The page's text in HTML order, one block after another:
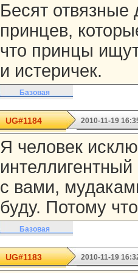
Бесят
принцев,
что принцы
и истеричек.
Базовая
UG#1184 2010-11-19
Я человек
с вами,
буду. Потому
Базовая
UG#1183 2010-11-19